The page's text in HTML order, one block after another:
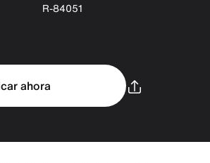
R-84051
ahora